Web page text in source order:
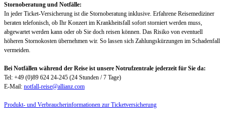
Stornoberatung und Notfälle:
In jeder Ticket-Versicherung ist die Stornoberatung inklusive. Erfahrene Reisemediziner
beraten telefonisch, ob Ihr Konzert im Krankheitsfall sofort storniert werden muss,
abgewartet werden kann oder ob Sie doch reisen können. Das Risiko von eventuell
höheren Stornokosten übernehmen wir. So lassen sich Zahlungskürzungen im Schadenfall
vermeiden.
Bei Notfällen während der Reise ist unsere Notrufzentrale jederzeit für Sie da:
Tel: +49 (0)89 624 24-245 (24 Stunden / 7 Tage)
E-Mail: notfall-reise@allianz.com
Produkt- und Verbraucherinformationen zur Ticketversicherung